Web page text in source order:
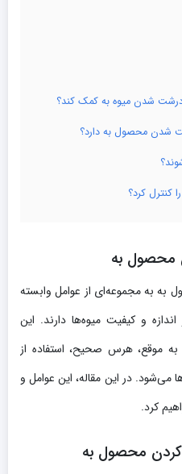
شدن میوه به کمک کند؟
شدن محصول به دارد؟
کنترل کرد؟
محصول به
به مجموعه‌ای از عوامل وابسته
و کیفیت میوه‌ها دارند. این
به موقع، هرس صحیح، استفاده از
می‌شود. در این مقاله، این عوامل و
کرد.
محصول به